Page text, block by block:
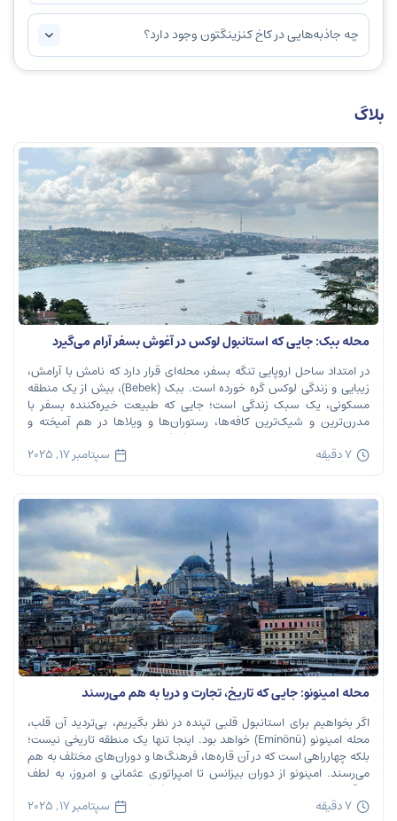
چه جاذبه‌هایی در کاخ کنزینگتون وجود دارد؟
بلاگ
محله ببک: جایی که استانبول لوکس در آغوش بسفر آرام می‌گیرد
در امتداد ساحل اروپایی تنگه بسفر، محله‌ای قرار دارد که نامش با آرامش،
زیبایی و زندگی لوکس گره خورده است. ببک (Bebek)، بیش از یک منطقه
مسکونی، یک سبک زندگی است؛ جایی که طبیعت خیره‌کننده بسفر با
مدرن‌ترین و شیک‌ترین کافه‌ها، رستوران‌ها و ویلاها در هم آمیخته و
تصویری بی‌نظیر از استانبول معاصر را به […]
7 دقیقه سپتامبر 17, 2025
محله امینونو: جایی که تاریخ، تجارت و دریا به هم می‌رسند
اگر بخواهیم برای استانبول قلبی تپنده در نظر بگیریم، بی‌تردید آن قلب،
محله امینونو (Eminönü) خواهد بود. اینجا تنها یک منطقه تاریخی نیست؛
بلکه چهارراهی است که در آن قاره‌ها، فرهنگ‌ها و دوران‌های مختلف به هم
می‌رسند. امینونو از دوران بیزانس تا امپراتوری عثمانی و امروز، به لطف
موقعیت استراتژیک خود در دهانه خلیج شاخ […]
7 دقیقه سپتامبر 17, 2025